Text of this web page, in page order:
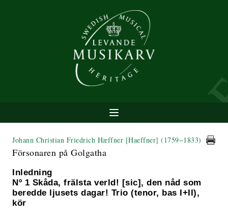
Johann Christian Friedrich Hæffner [Haeffner] (1759−1833)
Försonaren på Golgatha
Inledning
Nº 1 Skåda, frälsta verld! [sic], den nåd som
beredde ljusets dagar! Trio (tenor, bas I+II),
kör